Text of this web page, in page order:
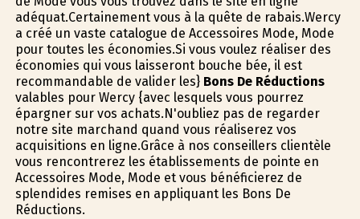
adéquat.Certainement vous à la quête de rabais.Wercy
a créé un vaste catalogue de Accessoires Mode, Mode
pour toutes les économies.Si vous voulez réaliser des
économies qui vous laisseront bouche bée, il est
recommandable de valider les} Bons De Réductions
valables pour Wercy {avec lesquels vous pourrez
épargner sur vos achats.N'oubliez pas de regarder
notre site marchand quand vous réaliserez vos
acquisitions en ligne.Grâce à nos conseillers clientèle
vous rencontrerez les établissements de pointe en
Accessoires Mode, Mode et vous bénéficierez de
splendides remises en appliquant les Bons De
Réductions.